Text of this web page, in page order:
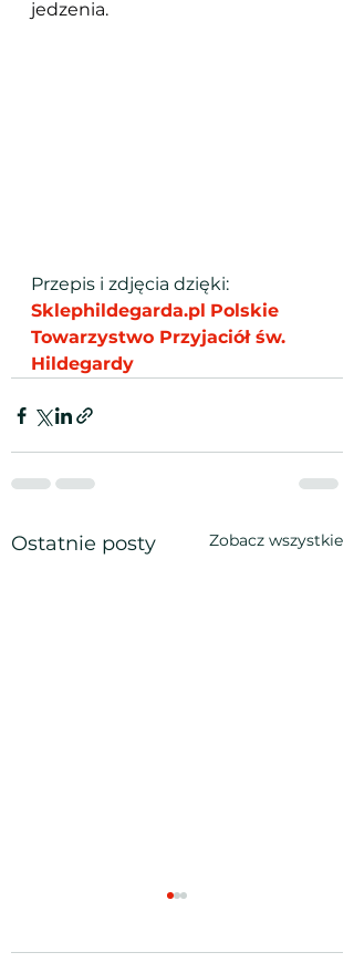
jedzenia.
Przepis i zdjęcia dzięki:
Sklephildegarda.pl Polskie
Towarzystwo Przyjaciół św.
Hildegardy
Ostatnie posty Zobacz wszystkie